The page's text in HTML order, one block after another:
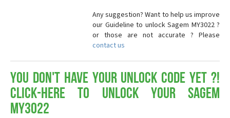
Any suggestion? Want to help us improve
our Guideline to unlock Sagem MY3022 ?
or those are not accurate ? Please
contact us
You don't have your Unlock Code yet ?!
Click-here to Unlock your Sagem
MY3022